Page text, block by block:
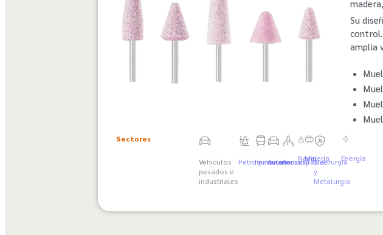
Sectores
Vehículos
pesados e
industriales
Petroquímica
Ferroviario
Automoción
Aeroespacial
Naval
Minería
Siderurgia
y
Metalurgia
Energía
Su
control.
amplia